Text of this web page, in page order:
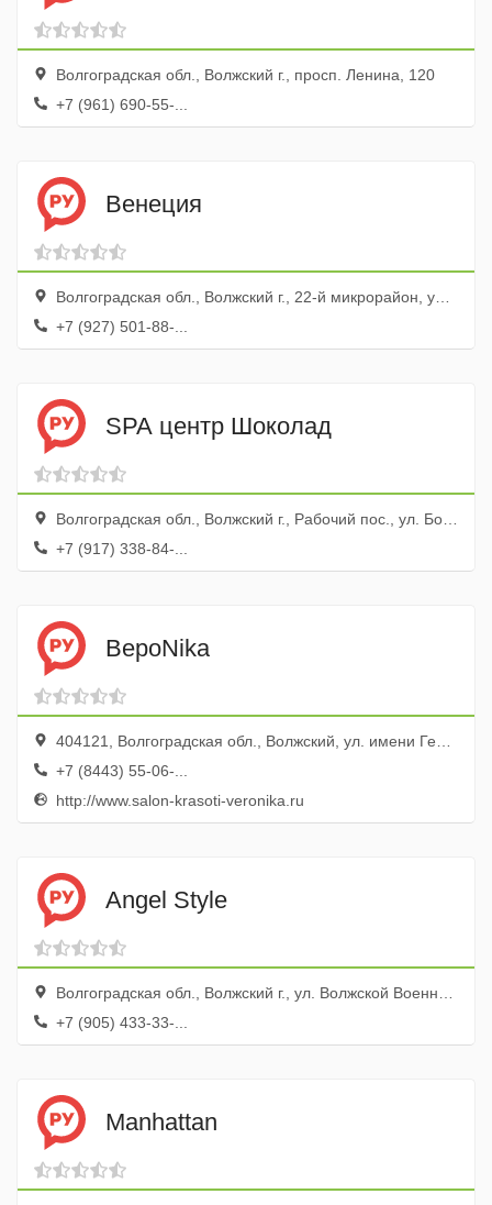
Волгоградская обл., Волжский г., просп. Ленина, 120
+7 (961) 690-55-...
Венеция
Волгоградская обл., Волжский г., 22-й микрорайон, ул. Нечаевой, 6
+7 (927) 501-88-...
SPA центр Шоколад
Волгоградская обл., Волжский г., Рабочий пос., ул. Большевистская, 70а
+7 (917) 338-84-...
ВероNika
404121, Волгоградская обл., Волжский, ул. имени Генерала Карбышева, 138
+7 (8443) 55-06-...
http://www.salon-krasoti-veronika.ru
Angel Style
Волгоградская обл., Волжский г., ул. Волжской Военной Флотилии, 80а
+7 (905) 433-33-...
Manhattan